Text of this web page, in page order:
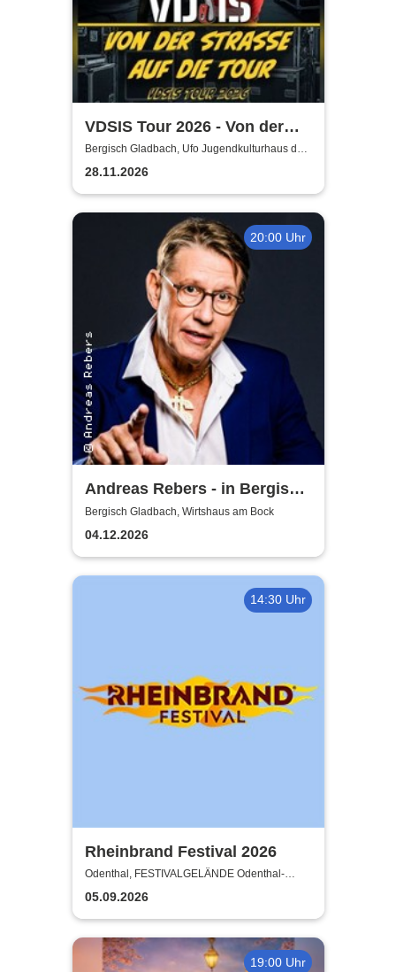
VDSIS Tour 2026 - Von der
Strasse auf die Tour
Bergisch Gladbach, Ufo Jugendkulturhaus der
AWO
28.11.2026
20:00 Uhr
Andreas Rebers - in Bergisch
Gladbach
Bergisch Gladbach, Wirtshaus am Bock
04.12.2026
14:30 Uhr
Rheinbrand Festival 2026
Odenthal, FESTIVALGELÄNDE Odenthal-
Eikamp
05.09.2026
19:00 Uhr